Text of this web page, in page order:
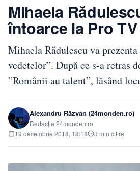
Mihaela
întoarce la Pro TV
Mihaela Rădulescu va
vedetelor”. După ce s-a retras
”Românii au talent”, lăsând
Alexandru Răzvan (24monden.ro)
Redacția 24monden.ro
19 decembrie 2018, 18:18
3 min citire